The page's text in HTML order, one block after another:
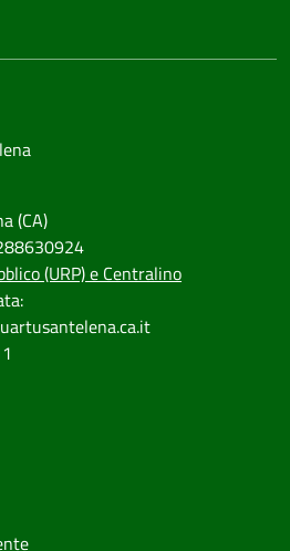
(CA)
(URP) e Centralino